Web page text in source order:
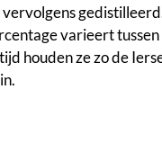
varieert
houden ze zo de